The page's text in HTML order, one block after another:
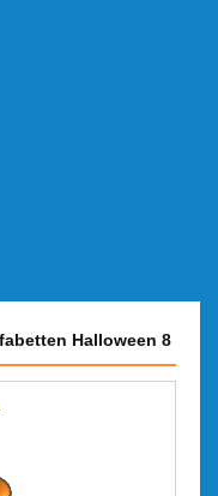
Halloween 8